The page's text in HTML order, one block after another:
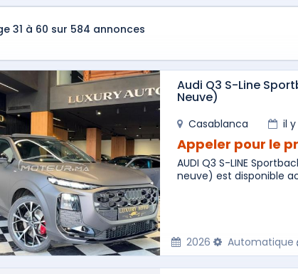
31 à 60 sur 584 annonces
Audi Q3 S-Line
Neuve)
Casablanca il
Appeler pour le
AUDI Q3 S-LINE
neuve) est disponible
2026 Automatique